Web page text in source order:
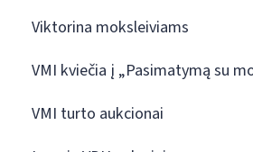
Viktorina moksleiviams
VMI kviečia į „Pasimatymą su
VMI turto aukcionai